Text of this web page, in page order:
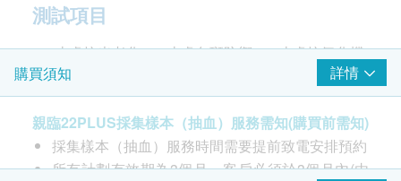
測試項目
皮膚抗光老化
皮膚色斑防禦
皮膚抗氧化機
過敏性皮膚炎 皮膚彈性機能 皮膚保水機能
購買須知 詳情
親臨22PLUS採集樣本（抽血）服務需知(購買前需知)
採集樣本（抽血）服務時間需要提前致電安排預約
所有計劃有效期為3個月，客戶必須於3個月內(由